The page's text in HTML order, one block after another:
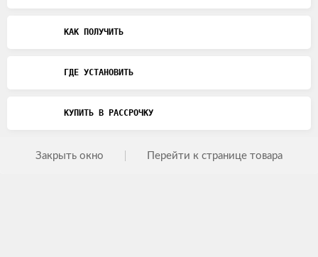
КАК ПОЛУЧИТЬ
ГДЕ УСТАНОВИТЬ
КУПИТЬ В РАССРОЧКУ
Закрыть окно Перейти к странице товара